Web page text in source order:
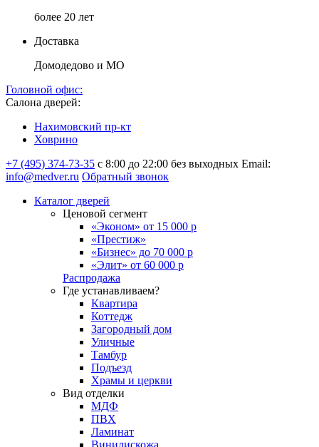
более 20 лет
Доставка
Домодедово и МО
Головной офис:
Салона дверей:
Нахимовский пр-кт
Ховрино
+7 (495) 374-73-35 с 8:00 до 22:00 без выходных Email:
info@medver.ru Обратный звонок
Каталог дверей
Ценовой сегмент
«Эконом» от 15 000 р
«Престиж»
«Бизнес» до 70 000 р
«Элит» от 60 000 р
Распродажа
Где устанавливаем?
Квартира
Коттедж
Загородный дом
Уличные
Тамбур
Подъезд
Храмы и церкви
Вид отделки
МДФ
ПВХ
Ламинат